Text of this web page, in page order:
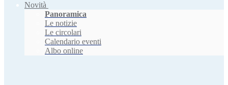
Novità
Panoramica
Le notizie
Le circolari
Calendario eventi
Albo online